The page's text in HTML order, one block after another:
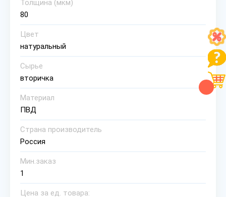
Толщина (мкм)
80
Цвет
натуральный
Сырье
вторичка
Материал
ПВД
Страна производитель
Россия
Мин.заказ
1
Цена за ед. товара: